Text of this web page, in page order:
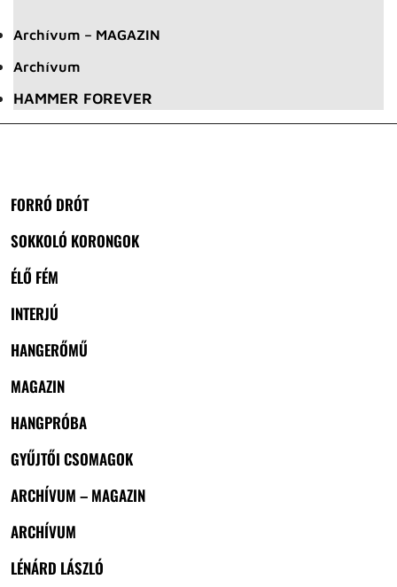
Archívum – MAGAZIN
Archívum
HAMMER FOREVER
FORRÓ DRÓT
SOKKOLÓ KORONGOK
ÉLŐ FÉM
INTERJÚ
HANGERŐMŰ
MAGAZIN
HANGPRÓBA
GYŰJTŐI CSOMAGOK
ARCHÍVUM – MAGAZIN
ARCHÍVUM
LÉNÁRD LÁSZLÓ